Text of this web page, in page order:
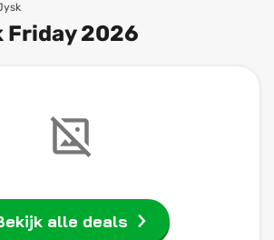
Friday 2026
alle deals